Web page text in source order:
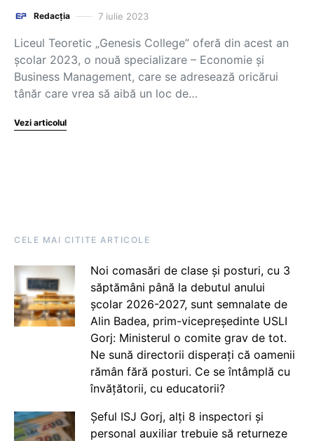
Redacția 7 iulie 2023
Liceul Teoretic „Genesis College” oferă din acest an
școlar 2023, o nouă specializare – Economie și
Business Management, care se adresează oricărui
tânăr care vrea să aibă un loc de…
Vezi articolul
CELE MAI CITITE ARTICOLE
Noi comasări de clase și posturi, cu 3
săptămâni până la debutul anului
școlar 2026-2027, sunt semnalate de
Alin Badea, prim-vicepreședinte USLI
Gorj: Ministerul o comite grav de tot.
Ne sună directorii disperați că oamenii
rămân fără posturi. Ce se întâmplă cu
învățătorii, cu educatorii?
Șeful ISJ Gorj, alți 8 inspectori și
personal auxiliar trebuie să returneze